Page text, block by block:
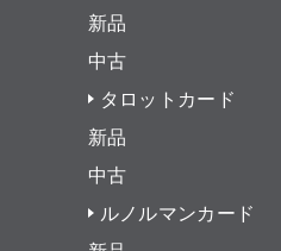
新品
中古
タロットカード
新品
中古
ルノルマンカード